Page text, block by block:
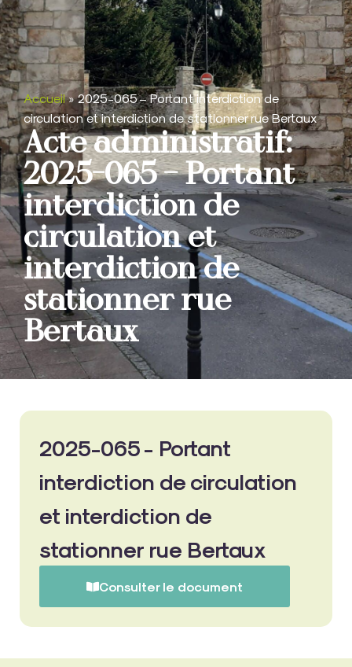
Accueil»2025-065 – Portant interdiction de
circulation et interdiction de stationner rue Bertaux
Acte administratif:
2025-065 – Portant
interdiction de
circulation et
interdiction de
stationner rue
Bertaux
2025-065 - Portant
interdiction de circulation
et interdiction de
stationner rue Bertaux
Consulter le document